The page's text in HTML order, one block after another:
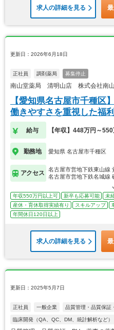
求人の詳細を見る
更新日：2026年6月18日
正社員 調剤薬局 募集停止
南山堂薬局 清明山店 株式会社南山
【愛知県名古屋市千種区
働きやすさを重視した福
給与 【年収】448万円～
勤務地 愛知県 名古屋市千種区
アクセス
名古屋市営地下鉄東山線
名古屋市営地下鉄名城線
年収550万円以上可 新卒も応募可能 未
産休・育休取得実績有り
スキルアップ
年間休日120日以上
求人の詳細を見る
更新日：2025年5月7日
正社員 一般企業 品質管理・品質保証
臨床開発（QA、QC、DM、統計解析など）